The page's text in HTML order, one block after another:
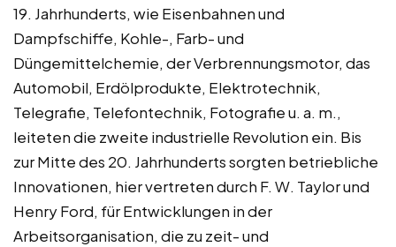
19. Jahrhunderts, wie Eisenbahnen und
Dampfschiffe, Kohle-, Farb- und
Düngemittelchemie, der Verbrennungsmotor, das
Automobil, Erdölprodukte, Elektrotechnik,
Telegrafie, Telefontechnik, Fotografie u. a. m.,
leiteten die zweite industrielle Revolution ein. Bis
zur Mitte des 20. Jahrhunderts sorgten betriebliche
Innovationen, hier vertreten durch F. W. Taylor und
Henry Ford, für Entwicklungen in der
Arbeitsorganisation, die zu zeit- und